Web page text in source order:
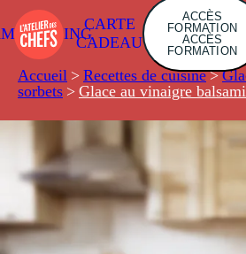
CARTE
CADEAU
ACCÈS
FORMATION
ACCÈS
FORMATION
Accueil > Recettes de cuisine >
sorbets > Glace au vinaigre